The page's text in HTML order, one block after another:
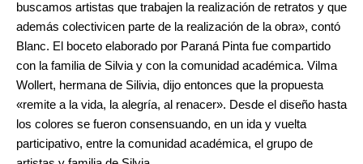
buscamos artistas que trabajen la realización de retratos y que
además colectivicen parte de la realización de la obra», contó
Blanc. El boceto elaborado por Paraná Pinta fue compartido
con la familia de Silvia y con la comunidad académica. Vilma
Wollert, hermana de Silivia, dijo entonces que la propuesta
«remite a la vida, la alegría, al renacer». Desde el diseño hasta
los colores se fueron consensuando, en un ida y vuelta
participativo, entre la comunidad académica, el grupo de